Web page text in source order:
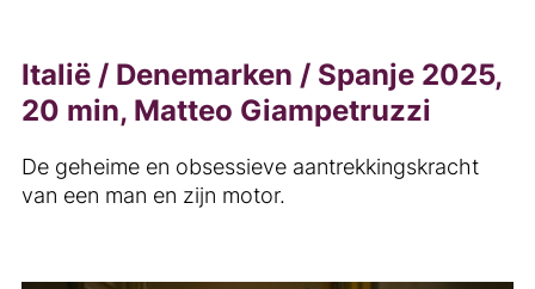
Italië / Denemarken / Spanje 2025,
20 min, Matteo Giampetruzzi
De geheime en obsessieve aantrekkingskracht
van een man en zijn motor.